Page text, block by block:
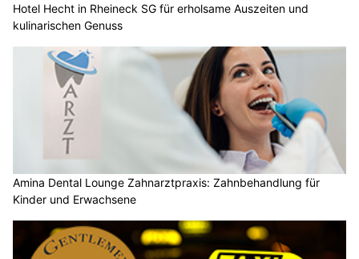
Hotel Hecht in Rheineck SG für erholsame Auszeiten und
kulinarischen Genuss
Amina Dental Lounge Zahnarztpraxis: Zahnbehandlung für
Kinder und Erwachsene